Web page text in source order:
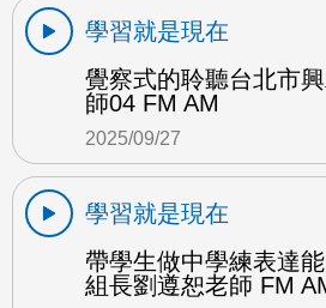
學習就是現在
覺察式的聆聽台北市
師04 FM AM
2025/09/27
學習就是現在
帶學生做中學練表達
組長劉遵恕老師 FM